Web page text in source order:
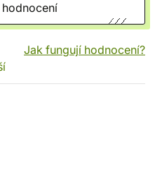
Jak fungují hodnocení?